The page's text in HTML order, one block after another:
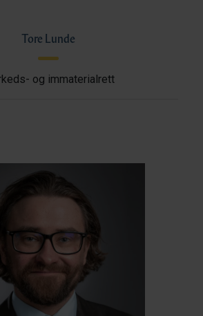
Tore Lunde
og immaterialrett